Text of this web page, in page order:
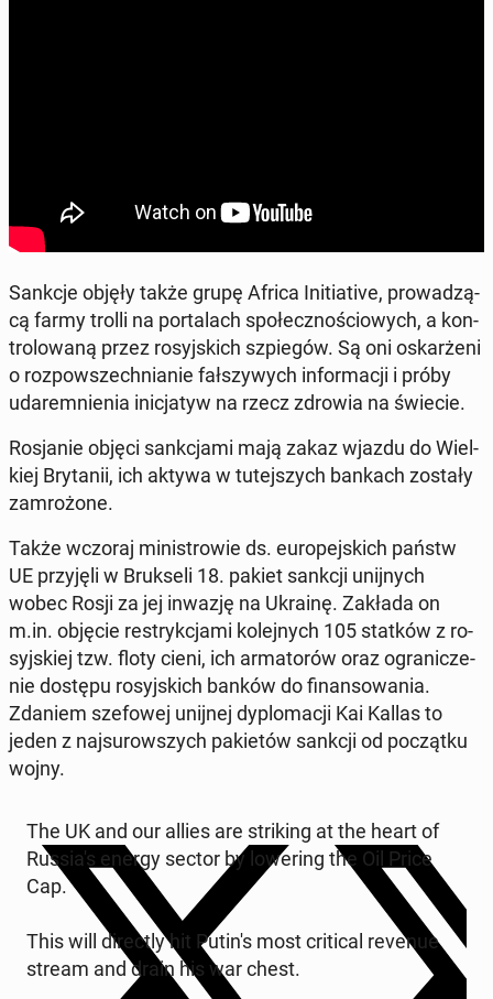
Sankcje objęły także grupę Africa In­i­tia­ti­ve, pro­wa­dzą­
cą farmy trolli na por­ta­lach spo­łecz­no­ścio­wych, a kon­
tro­lo­wa­ną przez ro­syj­skich szpie­gów. Są oni oskar­że­ni
o roz­po­wszech­nia­nie fał­szy­wych in­for­ma­cji i próby
uda­rem­nie­nia ini­cja­tyw na rzecz zdrowia na świecie.
Ro­sja­nie objęci sank­cja­mi mają zakaz wjazdu do Wiel­
kiej Bry­ta­nii, ich aktywa w tu­tej­szych bankach zostały
za­mro­żo­ne.
Także wczoraj mi­ni­stro­wie ds. eu­ro­pej­skich państw
UE przy­ję­li w Bruk­se­li 18. pakiet sankcji unij­nych
wobec Rosji za jej inwazję na Ukrainę. Zakłada on
m.in. objęcie re­stryk­cja­mi ko­lej­nych 105 statków z ro­
syj­skiej tzw. floty cieni, ich ar­ma­to­rów oraz ogra­ni­cze­
nie dostępu ro­syj­skich banków do fi­nan­so­wa­nia.
Zdaniem sze­fo­wej unijnej dy­plo­ma­cji Kai Kallas to
jeden z naj­su­row­szych pa­kie­tów sankcji od po­cząt­ku
wojny.
The UK and our allies are stri­king at the heart of
Rus­sia­'s energy sector by lo­we­ring the Oil Price
Cap.
This will di­rec­tly hit Putin's most cri­ti­cal revenue
stream and drain his war chest.